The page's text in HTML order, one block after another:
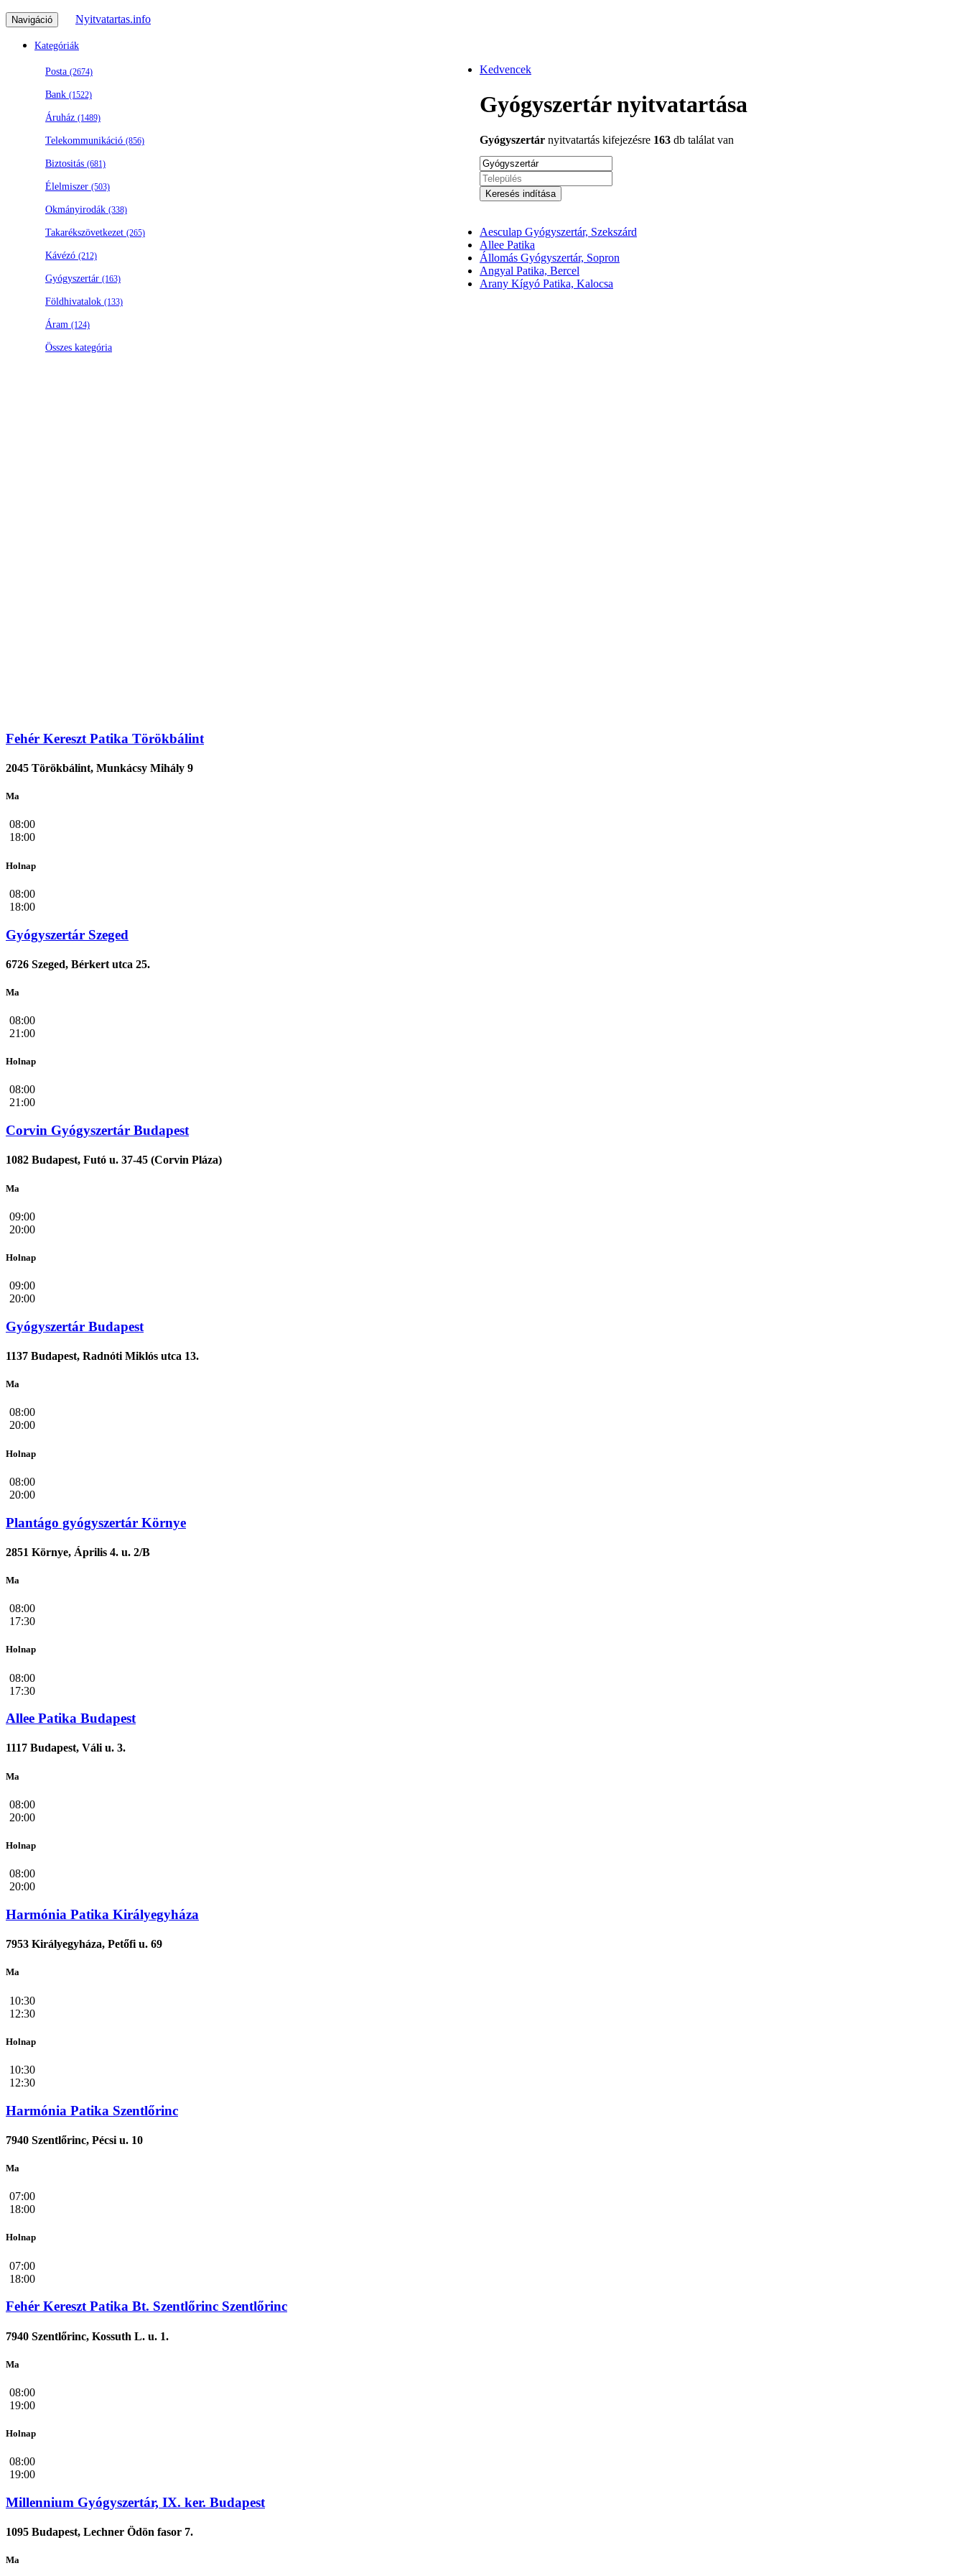
Navigáció Nyitvatartas.info
Kategóriák
Posta (2674)
Bank (1522)
Áruház (1489)
Telekommunikáció (856)
Biztositás (681)
Élelmiszer (503)
Okmányirodák (338)
Takarékszövetkezet (265)
Kávézó (212)
Gyógyszertár (163)
Földhivatalok (133)
Áram (124)
Összes kategória
Kedvencek
Gyógyszertár nyitvatartása
Gyógyszertár nyitvatartás kifejezésre 163 db találat van
Keresés indítása
Aesculap Gyógyszertár, Szekszárd
Allee Patika
Állomás Gyógyszertár, Sopron
Angyal Patika, Bercel
Arany Kígyó Patika, Kalocsa
Fehér Kereszt Patika Törökbálint
2045 Törökbálint, Munkácsy Mihály 9
Ma
08:00
18:00
Holnap
08:00
18:00
Gyógyszertár Szeged
6726 Szeged, Bérkert utca 25.
Ma
08:00
21:00
Holnap
08:00
21:00
Corvin Gyógyszertár Budapest
1082 Budapest, Futó u. 37-45 (Corvin Pláza)
Ma
09:00
20:00
Holnap
09:00
20:00
Gyógyszertár Budapest
1137 Budapest, Radnóti Miklós utca 13.
Ma
08:00
20:00
Holnap
08:00
20:00
Plantágo gyógyszertár Környe
2851 Környe, Április 4. u. 2/B
Ma
08:00
17:30
Holnap
08:00
17:30
Allee Patika Budapest
1117 Budapest, Váli u. 3.
Ma
08:00
20:00
Holnap
08:00
20:00
Harmónia Patika Királyegyháza
7953 Királyegyháza, Petőfi u. 69
Ma
10:30
12:30
Holnap
10:30
12:30
Harmónia Patika Szentlőrinc
7940 Szentlőrinc, Pécsi u. 10
Ma
07:00
18:00
Holnap
07:00
18:00
Fehér Kereszt Patika Bt. Szentlőrinc Szentlőrinc
7940 Szentlőrinc, Kossuth L. u. 1.
Ma
08:00
19:00
Holnap
08:00
19:00
Millennium Gyógyszertár, IX. ker. Budapest
1095 Budapest, Lechner Ödön fasor 7.
Ma